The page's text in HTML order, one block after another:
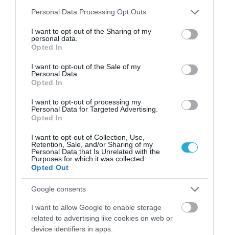
Please note that this website/app uses one or more Google
not limited to your visit or usage behaviour. You may click to
grant or deny consent to Google and its third-party tags to
use your data for below specified purposes in below Google
consent section.
Personal Data Processing Opt Outs
I want to opt-out of the Sharing of my
personal data.
Opted In
I want to opt-out of the Sale of my
Personal Data.
Opted In
I want to opt-out of processing my
Personal Data for Targeted Advertising.
Opted In
I want to opt-out of Collection, Use,
Retention, Sale, and/or Sharing of my
Personal Data that Is Unrelated with the
Purposes for which it was collected.
Opted Out
Google consents
I want to allow Google to enable storage
related to advertising like cookies on web or
device identifiers in apps.
14.07.2026 12:01
Βραστά αυγά: Γιατί παραμένουν
δημοφιλής επιλογή στη διατροφή – Τα
οφέλη τους
14.07.2026 00:01